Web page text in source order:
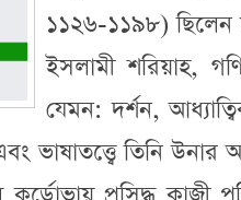
১১২৬-১১৯৮) ছিলেন
ইসলামী শরিয়াহ,
যেমন: দর্শন,
ভাষাতত্ত্বে তিনি